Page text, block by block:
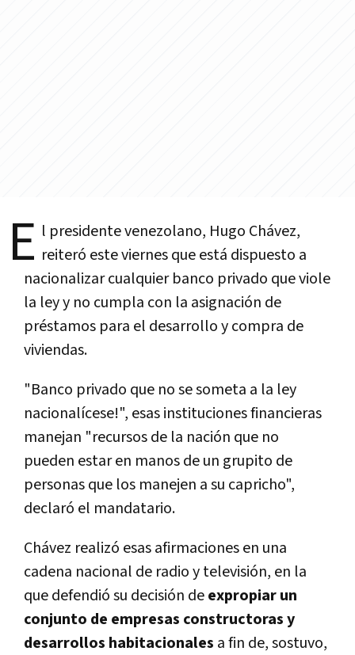
E l presidente venezolano, Hugo Chávez,
reiteró este viernes que está dispuesto a
nacionalizar cualquier banco privado que viole
la ley y no cumpla con la asignación de
préstamos para el desarrollo y compra de
viviendas.
"Banco privado que no se someta a la ley
nacionalícese!", esas instituciones financieras
manejan "recursos de la nación que no
pueden estar en manos de un grupito de
personas que los manejen a su capricho",
declaró el mandatario.
Chávez realizó esas afirmaciones en una
cadena nacional de radio y televisión, en la
que defendió su decisión deexpropiar un
conjunto de empresas constructoras y
desarrollos habitacionales a fin de, sostuvo,